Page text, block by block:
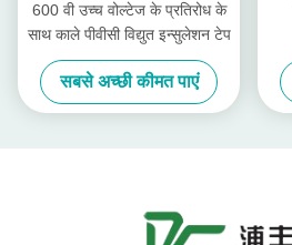
600 वी उच्च वोल्टेज के प्रतिरोध के
साथ काले पीवीसी विद्युत इन्सुलेशन टेप
सबसे अच्छी कीमत पाएं